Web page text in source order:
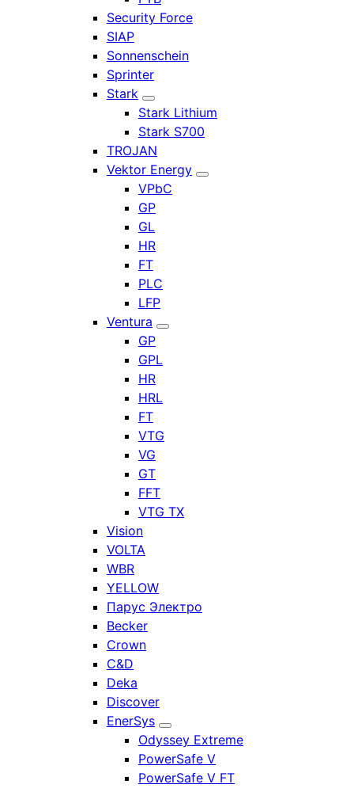
Security Force
SIAP
Sonnenschein
Sprinter
Stark
Stark Lithium
Stark S700
TROJAN
Vektor Energy
VPbC
GP
GL
HR
FT
PLC
LFP
Ventura
GP
GPL
HR
HRL
FT
VTG
VG
GT
FFT
VTG TX
Vision
VOLTA
WBR
YELLOW
Парус Электро
Becker
Crown
C&D
Deka
Discover
EnerSys
Odyssey Extreme
PowerSafe V
PowerSafe V FT